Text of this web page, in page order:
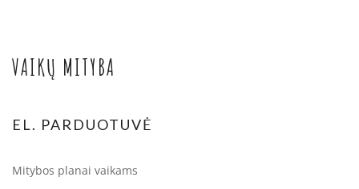
VAIKŲ MITYBA
EL. PARDUOTUVĖ
Mitybos planai vaikams